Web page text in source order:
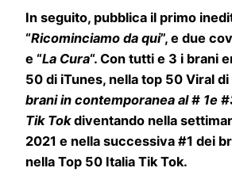
In seguito, pubblica il primo
“Ricominciamo da qui”, e due
e “La Cura“. Con tutti e 3 i brani
50 di iTunes, nella top 50 Viral di
brani in contemporanea al # 1e
Tik Tokdiventando nella
2021 e nella successiva #1 dei
nella Top 50 Italia Tik Tok.